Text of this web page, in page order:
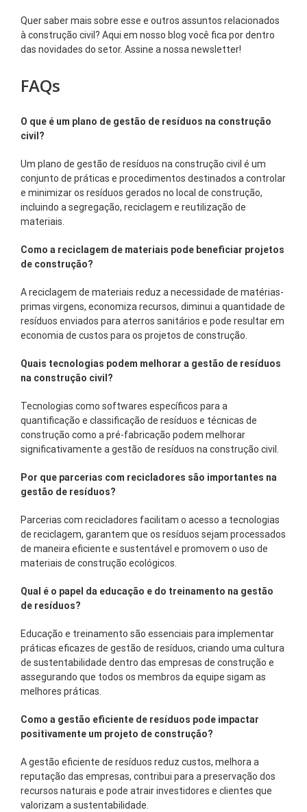
Quer saber mais sobre esse e outros assuntos relacionados
à construção civil? Aqui em nosso blog você fica por dentro
das novidades do setor. Assine a nossa newsletter!
FAQs
O que é um plano de gestão de resíduos na construção
civil?
Um plano de gestão de resíduos na construção civil é um
conjunto de práticas e procedimentos destinados a controlar
e minimizar os resíduos gerados no local de construção,
incluindo a segregação, reciclagem e reutilização de
materiais.
Como a reciclagem de materiais pode beneficiar projetos
de construção?
A reciclagem de materiais reduz a necessidade de matérias-
primas virgens, economiza recursos, diminui a quantidade de
resíduos enviados para aterros sanitários e pode resultar em
economia de custos para os projetos de construção.
Quais tecnologias podem melhorar a gestão de resíduos
na construção civil?
Tecnologias como softwares específicos para a
quantificação e classificação de resíduos e técnicas de
construção como a pré-fabricação podem melhorar
significativamente a gestão de resíduos na construção civil.
Por que parcerias com recicladores são importantes na
gestão de resíduos?
Parcerias com recicladores facilitam o acesso a tecnologias
de reciclagem, garantem que os resíduos sejam processados
de maneira eficiente e sustentável e promovem o uso de
materiais de construção ecológicos.
Qual é o papel da educação e do treinamento na gestão
de resíduos?
Educação e treinamento são essenciais para implementar
práticas eficazes de gestão de resíduos, criando uma cultura
de sustentabilidade dentro das empresas de construção e
assegurando que todos os membros da equipe sigam as
melhores práticas.
Como a gestão eficiente de resíduos pode impactar
positivamente um projeto de construção?
A gestão eficiente de resíduos reduz custos, melhora a
reputação das empresas, contribui para a preservação dos
recursos naturais e pode atrair investidores e clientes que
valorizam a sustentabilidade.